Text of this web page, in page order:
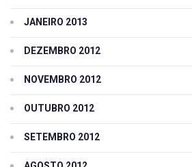
JANEIRO 2013
DEZEMBRO 2012
NOVEMBRO 2012
OUTUBRO 2012
SETEMBRO 2012